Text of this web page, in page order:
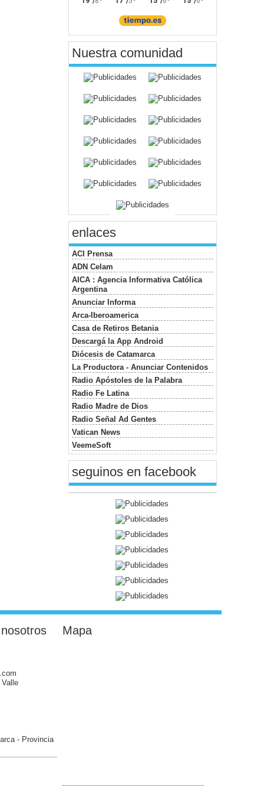
Nuestra comunidad
enlaces
ACI Prensa
ADN Celam
AICA : Agencia Informativa Católica
Argentina
Anunciar Informa
Arca-Iberoamerica
Casa de Retiros Betania
Descargá la App Android
Diócesis de Catamarca
La Productora - Anunciar Contenidos
Radio Apóstoles de la Palabra
Radio Fe Latina
Radio Madre de Dios
Radio Señal Ad Gentes
Vatican News
VeemeSoft
seguinos en facebook
- Provincia
Mapa